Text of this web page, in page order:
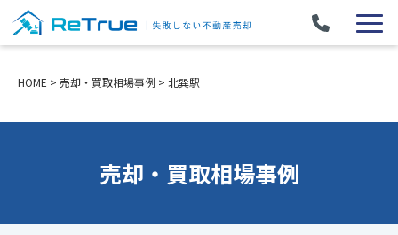
HOME > 売却・買取相場事例 > 北巽駅
売却・買取相場事例